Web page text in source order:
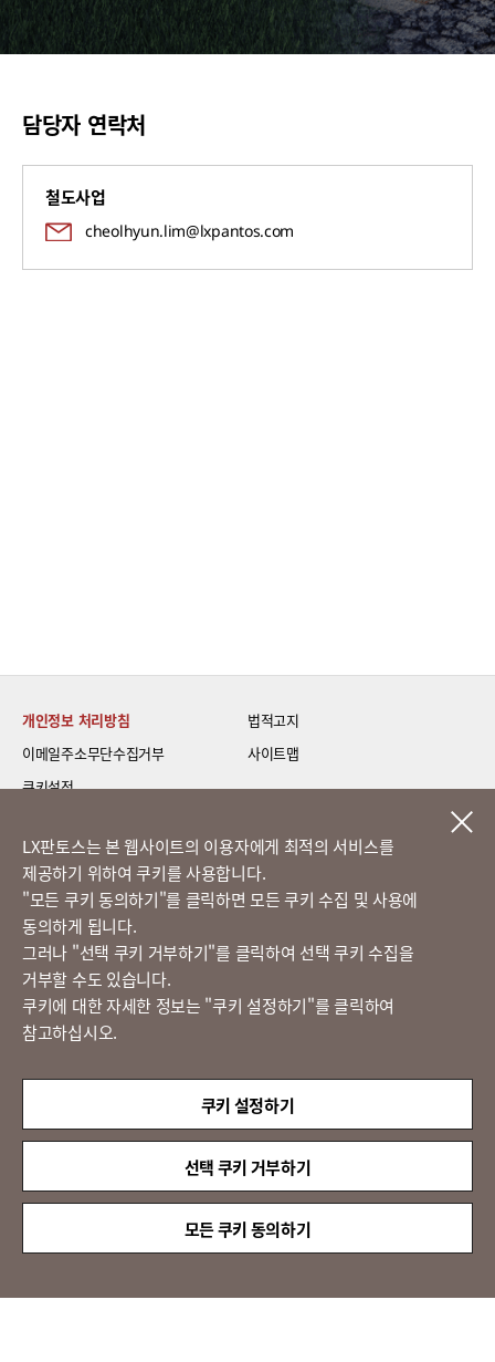
담당자 연락처
철도사업
cheolhyun.lim@lxpantos.com
개인정보 처리방침
법적고지
이메일주소무단수집거부
사이트맵
쿠키설정
LG 베스트 케어 이전설치
고객의 소리
정도경영 신문고
(주)LX판토스 사업자등록번호 : 116-81-31734
서울시 종로구 새문안로 58
대표전화 :02-3771-2114
해외직구 문의 : 02-3771-2013 / 2014
© LX Pantos Co., Ltd. All rights reserved.
LX판토스는 본 웹사이트의 이용자에게 최적의 서비스를
제공하기 위하여 쿠키를 사용합니다.
​"모든 쿠키 동의하기"를 클릭하면 모든 쿠키 수집 및 사용에
동의하게 됩니다.
그러나 "선택 쿠키 거부하기"를 클릭하여 선택 쿠키 수집을
거부할 수도 있습니다.
쿠키에 대한 자세한 정보는 "쿠키 설정하기"를 클릭하여
참고하십시오.
쿠키 설정하기
선택 쿠키 거부하기
모든 쿠키 동의하기